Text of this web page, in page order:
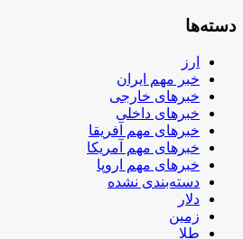
دسته‌ها
ارز
خبر مهم ایران
خبرهای خارجی
خبرهای داخلی
خبرهای مهم آفریقا
خبرهای مهم آمریکا
خبرهای مهم اروپا
دسته‌بندی نشده
دلار
زمین
طلا